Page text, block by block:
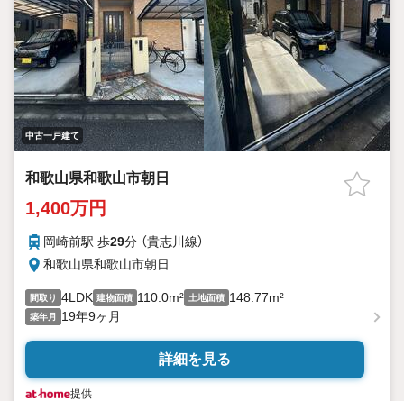
中古一戸建て
和歌山県和歌山市朝日
1,400万円
岡崎前駅 歩29分 （貴志川線）
和歌山県和歌山市朝日
間取り 4LDK 建物面積 110.0m² 土地面積 148.77m²
築年月 19年9ヶ月
詳細を見る
提供